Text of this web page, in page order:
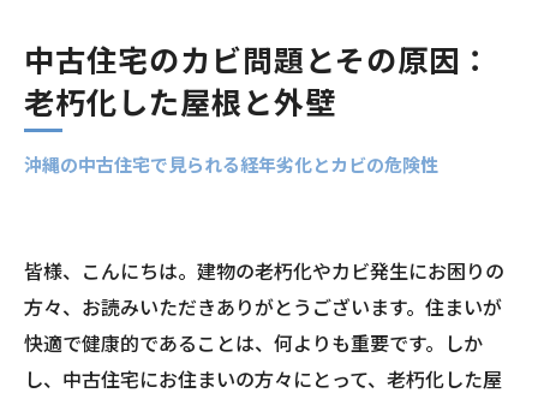
中古住宅のカビ問題とその原因：
老朽化した屋根と外壁
沖縄の中古住宅で見られる経年劣化とカビの危険性
皆様、こんにちは。建物の老朽化やカビ発生にお困りの
方々、お読みいただきありがとうございます。住まいが
快適で健康的であることは、何よりも重要です。しか
し、中古住宅にお住まいの方々にとって、老朽化した屋